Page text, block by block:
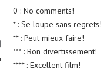
0 : No comments!
* : Se loupe sans regrets!
** : Peut mieux faire!
*** : Bon divertissement!
**** : Excellent film!